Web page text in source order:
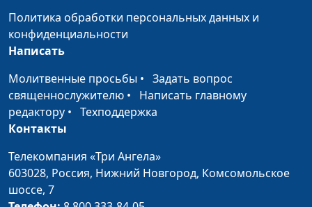
Политика обработки персональных данных и
конфиденциальности
Написать
Молитвенные просьбы • Задать вопрос
священнослужителю • Написать главному
редактору • Техподдержка
Контакты
Телекомпания «Три Ангела»
603028, Россия, Нижний Новгород, Комсомольское
шоссе, 7